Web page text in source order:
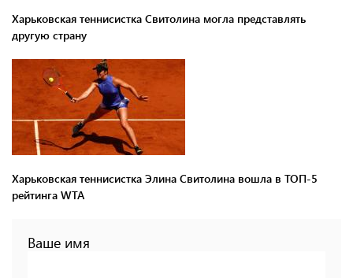
Харьковская теннисистка Свитолина могла представлять
другую страну
Харьковская теннисистка Элина Свитолина вошла в ТОП-5
рейтинга WTA
Ваше имя